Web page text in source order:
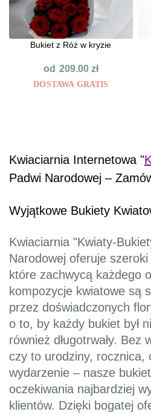
Bukiet z Róż w kryzie
od 209.00 zł
DOSTAWA GRATIS
Kwiaciarnia Internetowa "
Padwi Narodowej –
Wyjątkowe Bukiety
Kwiaciarnia "Kwiaty-
Narodowej oferuje
które zachwycą każdego
kompozycje kwiatowe są
przez doświadczonych
o to, by każdy bukiet był
również długotrwały. Bez
czy to urodziny, rocznica,
wydarzenie – nasze
oczekiwania najbardziej
klientów. Dzięki bogatej